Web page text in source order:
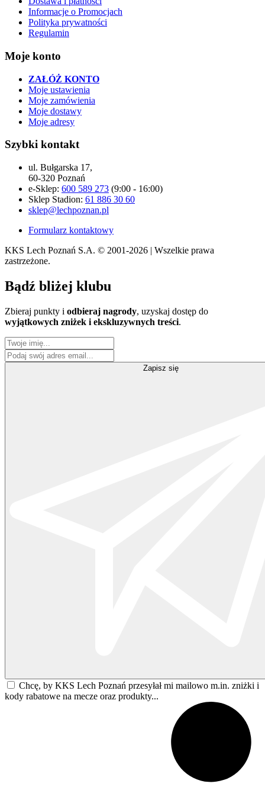
Informacje o Promocjach
Polityka prywatności
Regulamin
Moje konto
ZAŁÓŻ KONTO
Moje ustawienia
Moje zamówienia
Moje dostawy
Moje adresy
Szybki kontakt
ul. Bułgarska 17,
60-320 Poznań
e-Sklep: 600 589 273 (9:00 - 16:00)
Sklep Stadion: 61 886 30 60
sklep@lechpoznan.pl
Formularz kontaktowy
KKS Lech Poznań S.A. © 2001-2026 | Wszelkie prawa
zastrzeżone.
Bądź bliżej klubu
Zbieraj punkty i odbieraj nagrody, uzyskaj dostęp do
wyjątkowych zniżek i ekskluzywnych treści.
Zapisz się
Chcę, by KKS Lech Poznań przesyłał mi mailowo m.in. zniżki i
kody rabatowe na mecze oraz produkty...